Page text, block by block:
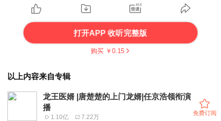
打开APP 收听完整版
购买 ￥ 0.15
以上内容来自专辑
龙王医婿 |唐楚楚的上门龙婿|任京浩领衔演
播
1.10亿 7.22万
免费订阅